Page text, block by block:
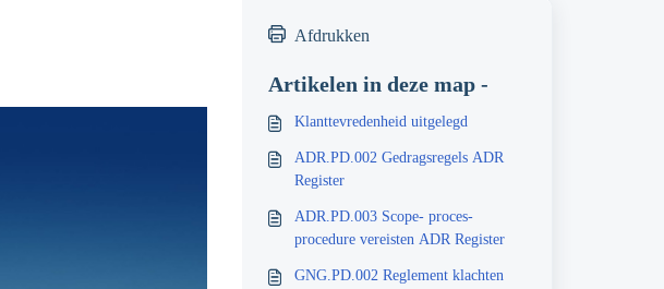
Afdrukken
Artikelen in deze map -
Klanttevredenheid uitgelegd
ADR.PD.002 Gedragsregels ADR
Register
ADR.PD.003 Scope- proces-
procedure vereisten ADR Register
GNG.PD.002 Reglement klachten